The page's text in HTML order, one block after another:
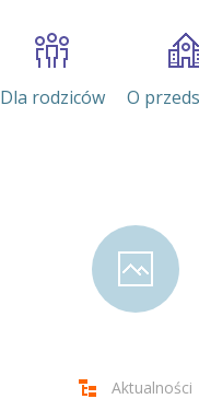
Dla rodziców O
Aktualności